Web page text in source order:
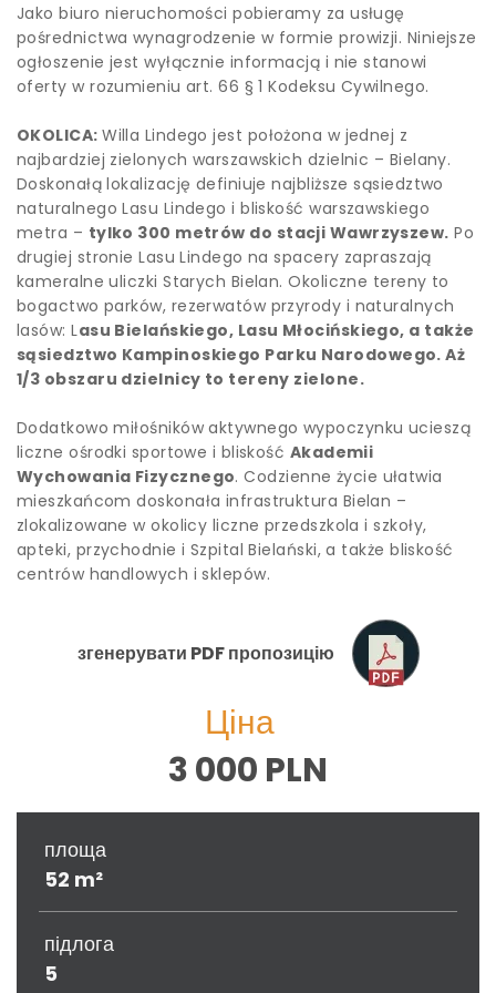
Jako biuro nieruchomości pobieramy za usługę
pośrednictwa wynagrodzenie w formie prowizji. Niniejsze
ogłoszenie jest wyłącznie informacją i nie stanowi
oferty w rozumieniu art. 66 § 1 Kodeksu Cywilnego.
OKOLICA:Willa Lindego jest położona w jednej z
najbardziej zielonych warszawskich dzielnic – Bielany.
Doskonałą lokalizację definiuje najbliższe sąsiedztwo
naturalnego Lasu Lindego i bliskość warszawskiego
metra – tylko 300 metrów do stacji Wawrzyszew. Po
drugiej stronie Lasu Lindego na spacery zapraszają
kameralne uliczki Starych Bielan. Okoliczne tereny to
bogactwo parków, rezerwatów przyrody i naturalnych
lasów: Lasu Bielańskiego, Lasu Młocińskiego, a także
sąsiedztwo Kampinoskiego Parku Narodowego. Aż
1/3 obszaru dzielnicy to tereny zielone.
Dodatkowo miłośników aktywnego wypoczynku ucieszą
liczne ośrodki sportowe i bliskość Akademii
Wychowania Fizycznego. Codzienne życie ułatwia
mieszkańcom doskonała infrastruktura Bielan –
zlokalizowane w okolicy liczne przedszkola i szkoły,
apteki, przychodnie i Szpital Bielański, a także bliskość
centrów handlowych i sklepów.
згенерувати PDF пропозицію
Ціна
3 000 PLN
площа
52 m²
підлога
5